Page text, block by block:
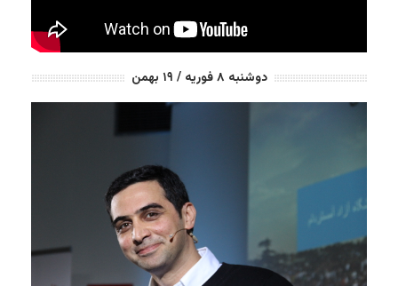
دوشنبه ۸ فوریه / ۱۹ بهمن